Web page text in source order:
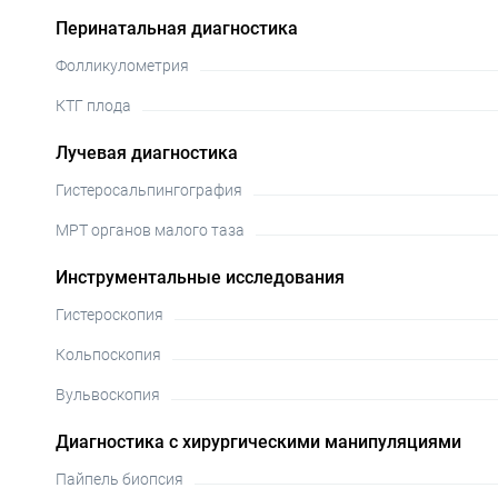
Перинатальная диагностика
Фолликулометрия
КТГ плода
Лучевая диагностика
Гистеросальпингография
МРТ органов малого таза
Инструментальные исследования
Гистероскопия
Кольпоскопия
Вульвоскопия
Диагностика с хирургическими манипуляциями
Пайпель биопсия